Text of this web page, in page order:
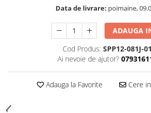
Seturi de artificii
Torte de stadion
Vulcani electrici
Kendama Special
Kendama Super Sticky
Kendama Super Sticky Big Cup V2
Kendama Zen V3 Cupe Mari
Petreceri AnimaleData de livrare: poimaine,
ADAUGA
Cod Produs: SPP12-081J-
Ai nevoie de ajutor?
Adauga la Favorite Cere